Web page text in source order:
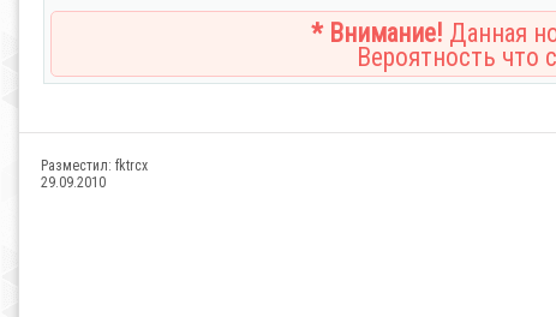
* Внимание! Данная
Вероятность что
Разместил: fktrcx
29.09.2010